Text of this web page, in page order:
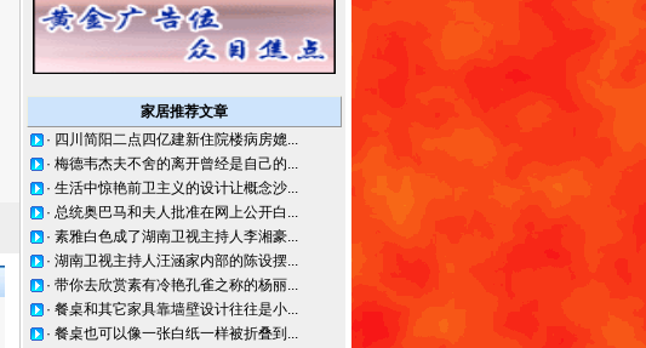
家居推荐文章
· 四川简阳二点四亿建新住院楼病房媲...
· 梅德韦杰夫不舍的离开曾经是自己的...
· 生活中惊艳前卫主义的设计让概念沙...
· 总统奥巴马和夫人批准在网上公开白...
· 素雅白色成了湖南卫视主持人李湘豪...
· 湖南卫视主持人汪涵家内部的陈设摆...
· 带你去欣赏素有冷艳孔雀之称的杨丽...
· 餐桌和其它家具靠墙壁设计往往是小...
· 餐桌也可以像一张白纸一样被折叠到...